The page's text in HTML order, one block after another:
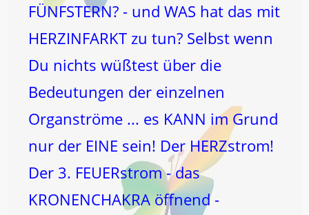
FÜNFSTERN? - und WAS hat das mit
HERZINFARKT zu tun? Selbst wenn
Du nichts wüßtest über die
Bedeutungen der einzelnen
Organströme ... es KANN im Grund
nur der EINE sein! Der HERZstrom!
Der 3. FEUERstrom - das
KRONENCHAKRA öffnend -